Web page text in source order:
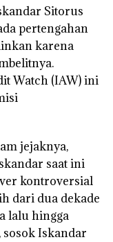
Sitorus
pertengahan
karena
Watch (IAW) ini
jejaknya,
saat ini
kontroversial
dari dua dekade
lalu hingga
Iskandar